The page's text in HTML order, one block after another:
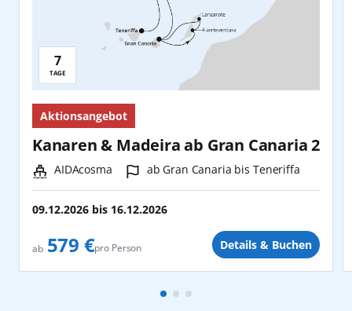
Reisedauer:
7
TAGE
Aktionsangebot
Kanaren & Madeira ab Gran Canaria 2
Schiff:
AIDAcosma Hafen:
ab Gran Canaria bis Teneriffa
09.12.2026 bis 16.12.2026
ab 579 €pro Person Details & Buchen